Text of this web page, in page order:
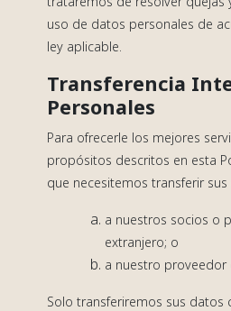
uso de datos personales de
ley aplicable.
Transferencia
Personales
Para ofrecerle los mejores
propósitos descritos en esta
que necesitemos transferir
a nuestros socios o
extranjero; o
a nuestro proveedor
Solo transferiremos sus datos